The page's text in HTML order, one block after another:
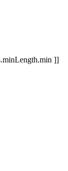
]]